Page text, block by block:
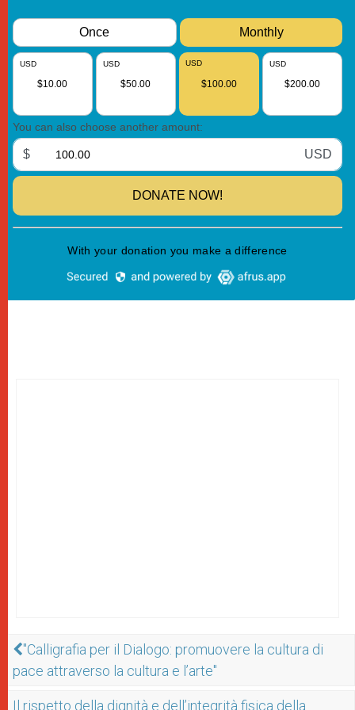
"Calligrafia per il Dialogo: promuovere la cultura di
pace attraverso la cultura e l’arte"
Il rispetto della dignità e dell’integrità fisica della